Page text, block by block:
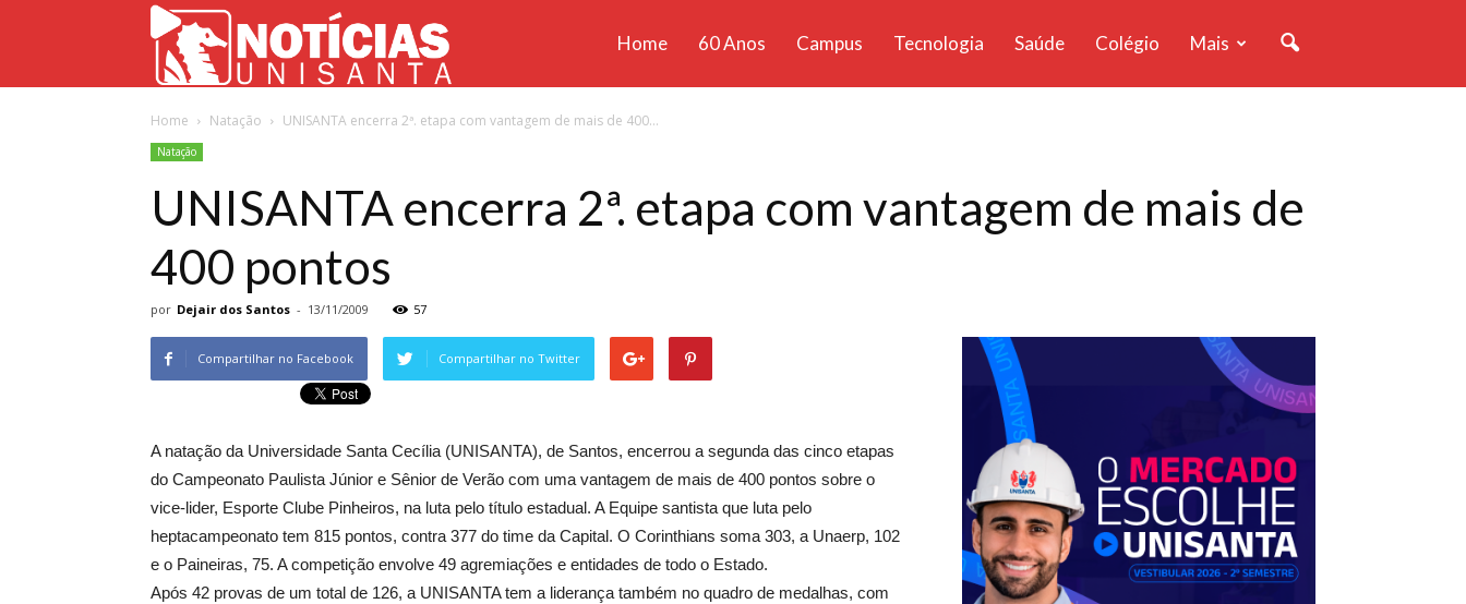
Unisanta
Home 60 Anos Campus Tecnologia Saúde Colégio Mais
Home Natação UNISANTA encerra 2ª. etapa com vantagem de mais de 400...
Natação
UNISANTA encerra 2ª. etapa com vantagem de mais de
400 pontos
por Dejair dos Santos - 13/11/2009 57
Compartilhar no Facebook Compartilhar no Twitter
A natação da Universidade Santa Cecília (UNISANTA), de Santos, encerrou a segunda das cinco etapas
do Campeonato Paulista Júnior e Sênior de Verão com uma vantagem de mais de 400 pontos sobre o
vice-lider, Esporte Clube Pinheiros, na luta pelo título estadual. A Equipe santista que luta pelo
heptacampeonato tem 815 pontos, contra 377 do time da Capital. O Corinthians soma 303, a Unaerp, 102
e o Paineiras, 75. A competição envolve 49 agremiações e entidades de todo o Estado.
Após 42 provas de um total de 126, a UNISANTA tem a liderança também no quadro de medalhas, com